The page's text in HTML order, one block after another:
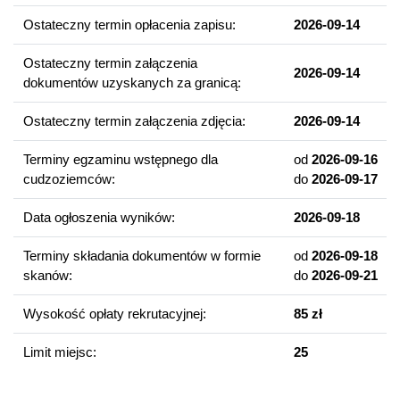
opanowanie umiejętności językowych na poziomie B2+
nauka wybranego drugiego języka obcego
zachodnioeuropejskiego (poziom B1 ESOKJ),
możliwość semestralnego pobytu za granicą (w ramach
programu ERASMUS) lub na innej uczelni w Polsce (w
ramach programu MOST),
rozwijanie własnych zainteresowań, m.in. we
'TheArt' i in.
Wybrane przedmioty
Praktyczna nauka języka rosyjskiego
Historia literatury rosyjskiej
Historia Rosji
Ostateczny termin opłacenia zapisu: 2026-09-14
Ostateczny termin załączenia
dokumentów uzyskanych za granicą:
2026-09-14
Ostateczny termin załączenia zdjęcia: 2026-09-14
Terminy egzaminu wstępnego dla
cudzoziemców:
od 2026-09-16
do 2026-09-17
Data ogłoszenia wyników: 2026-09-18
Terminy składania dokumentów w formie
skanów:
od 2026-09-18
do 2026-09-21
Wysokość opłaty rekrutacyjnej: 85 zł
Limit miejsc: 25